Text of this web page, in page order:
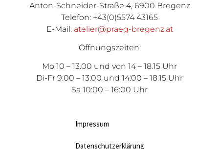
Anton-Schneider-Straße 4, 6900 Bregenz
Telefon: +43(0)5574 43165
E-Mail: atelier@praeg-bregenz.at
Öffnungszeiten:
Mo 10 – 13.00 und von 14 – 18.15 Uhr
Di-Fr 9:00 – 13:00 und 14:00 – 18:15 Uhr
Sa 10:00 – 16:00 Uhr
Impressum
Datenschutzerklärung